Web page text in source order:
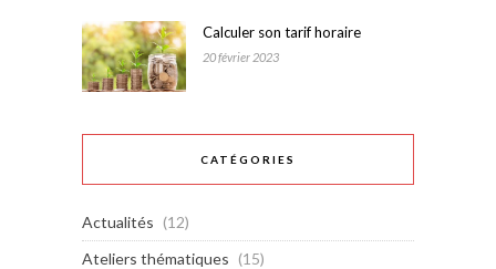
Calculer son tarif horaire
20 février 2023
CATÉGORIES
Actualités (12)
Ateliers thématiques (15)